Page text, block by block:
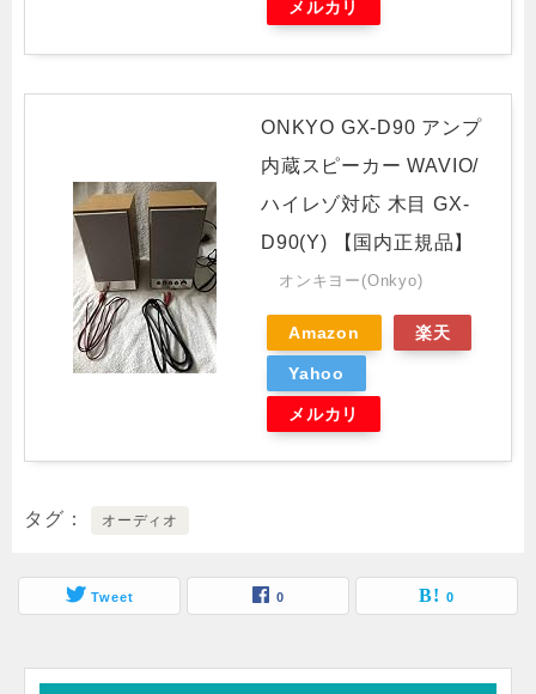
メルカリ
ONKYO GX-D90 アンプ
内蔵スピーカー WAVIO/
ハイレゾ対応 木目 GX-
D90(Y) 【国内正規品】
オンキヨー(Onkyo)
Amazon 楽天
Yahoo
メルカリ
タグ オーディオ
Tweet 0 0